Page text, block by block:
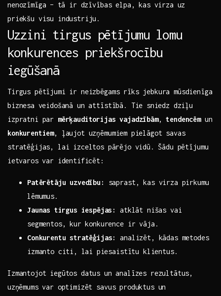
nenozīmīga⁢ –⁣ tā ir dzīvības elpa, kas virza uz
priekšu visu​ industriju.
Uzzini⁤ tirgus ‍pētījumu lomu
konkurences ⁣priekšrocību
iegūšanā
Tirgus‍ pētījumi ir neizbēgams rīks​ jebkura mūsdienīga
biznesa ⁢veidošanā un ‍attīstībā.‌ Tie⁤ sniedz dziļu
izpratni par mērķauditorijas vajadzībām,tendencēmun
konkurentiem, ļaujot uzņēmumiem⁢ pielāgot savas‍
stratēģijas, lai‍ izceltos⁤ pārējo vidū. ⁢Šādu pētījumu
⁣ietvaros var ‌identificēt:
Patērētāju uzvedību:
saprast, kas virza pirkumu
lēmumus.
Jaunas ⁢tirgus​ iespējas:
atklāt nišas​ vai‌
segmentos, ⁤kur konkurence ir vāja.
Conkurentu stratēģijas:
analizēt, kādas metodes
izmanto citi,⁣ lai⁤ piesaistītu klientus.
Izmantojot iegūtos datus⁢ un analīzes rezultātus,
⁢uzņēmums var optimizēt savus produktus un